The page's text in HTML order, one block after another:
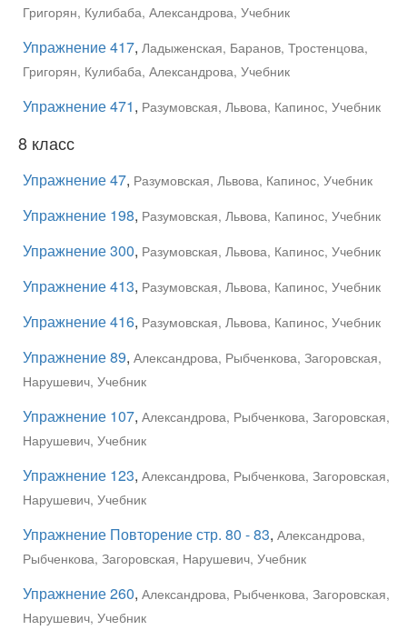
Григорян, Кулибаба, Александрова, Учебник
Упражнение 417, Ладыженская, Баранов, Тростенцова,
Григорян, Кулибаба, Александрова, Учебник
Упражнение 471, Разумовская, Львова, Капинос, Учебник
8 класс
Упражнение 47, Разумовская, Львова, Капинос, Учебник
Упражнение 198, Разумовская, Львова, Капинос, Учебник
Упражнение 300, Разумовская, Львова, Капинос, Учебник
Упражнение 413, Разумовская, Львова, Капинос, Учебник
Упражнение 416, Разумовская, Львова, Капинос, Учебник
Упражнение 89, Александрова, Рыбченкова, Загоровская,
Нарушевич, Учебник
Упражнение 107, Александрова, Рыбченкова, Загоровская,
Нарушевич, Учебник
Упражнение 123, Александрова, Рыбченкова, Загоровская,
Нарушевич, Учебник
Упражнение Повторение стр. 80 - 83, Александрова,
Рыбченкова, Загоровская, Нарушевич, Учебник
Упражнение 260, Александрова, Рыбченкова, Загоровская,
Нарушевич, Учебник